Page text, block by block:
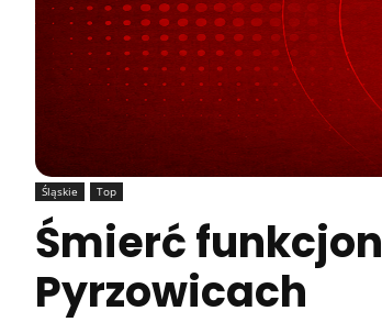
Śląskie Top
Śmierć
Pyrzowicach